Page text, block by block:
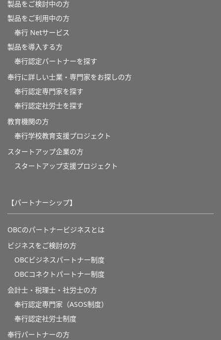
製品をご検討中の方
製品をご利用中の方
奉行 Netサービス
製品を導入する方
奉行認定パートナーを探す
奉行に詳しい士業・専門家をお探しの方
奉行認定専門家を探す
奉行認定社労士を探す
教育機関の方
奉⾏学校教育⽀援プロジェクト
スタートアップ企業の方
スタートアップ支援プロジェクト
【パートナーシップ】
OBCのパートナービジネスとは
ビジネスをご検討の方
OBCビジネスパートナー制度
OBCコネクトパートナー制度
会計士・税理士・社労士の方
奉行認定専門家（ASOS制度）
奉行認定社労士制度
奉行パートナーの方